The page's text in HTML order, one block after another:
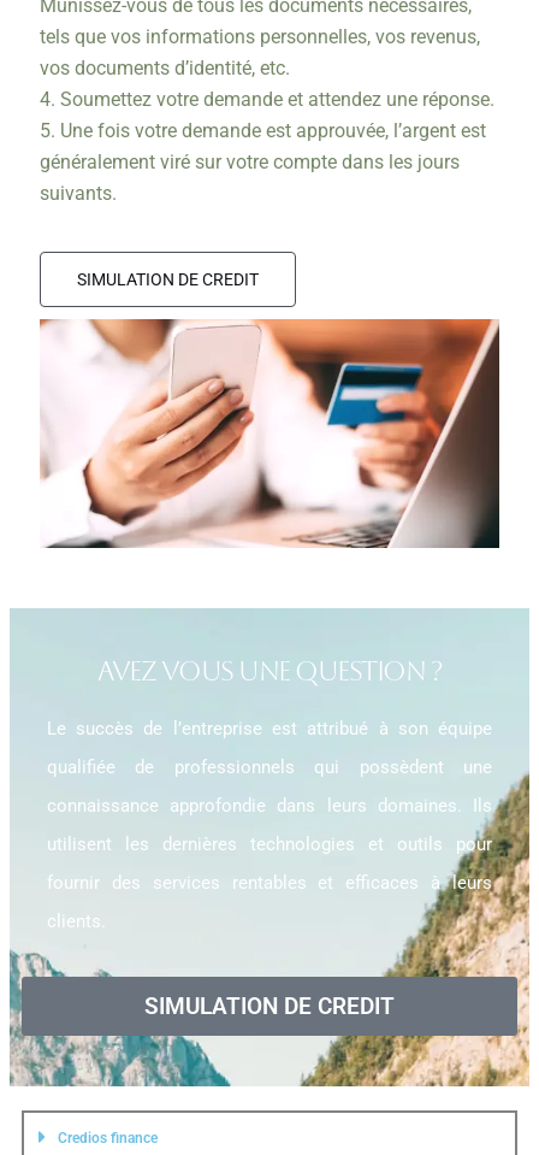
Munissez-vous de tous les documents nécessaires,
tels que vos informations personnelles, vos revenus,
vos documents d’identité, etc.
4. Soumettez votre demande et attendez une réponse.
5. Une fois votre demande est approuvée, l’argent est
généralement viré sur votre compte dans les jours
suivants.
SIMULATION DE CREDIT
AVEZ VOUS UNE QUESTION ?
Le succès de l’entreprise est attribué à son équipe
qualifiée de professionnels qui possèdent une
connaissance approfondie dans leurs domaines. Ils
utilisent les dernières technologies et outils pour
fournir des services rentables et efficaces à leurs
clients.
SIMULATION DE CREDIT
Credios finance